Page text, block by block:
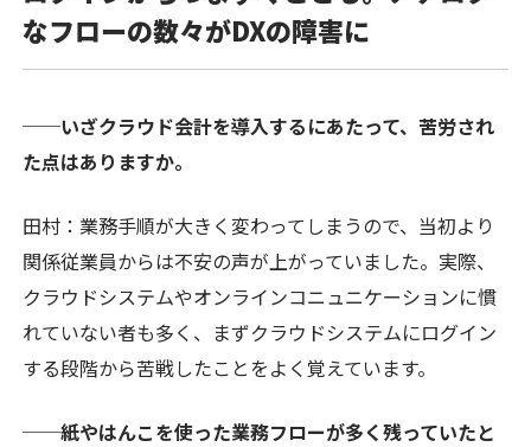
なフローの数々がDXの障害に
──いざクラウド会計を導入するにあたって、苦労され
た点はありますか。
田村：業務手順が大きく変わってしまうので、当初より
関係従業員からは不安の声が上がっていました。実際、
クラウドシステムやオンラインコニュニケーションに慣
れていない者も多く、まずクラウドシステムにログイン
する段階から苦戦したことをよく覚えています。
──紙やはんこを使った業務フローが多く残っていたと